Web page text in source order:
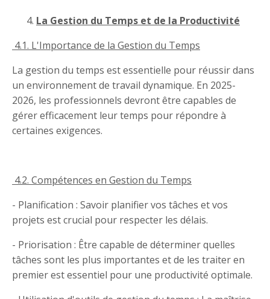
La Gestion du Temps et de la Productivité
4.1. L'Importance de la Gestion du Temps
La gestion du temps est essentielle pour réussir dans
un environnement de travail dynamique. En 2025-
2026, les professionnels devront être capables de
gérer efficacement leur temps pour répondre à
certaines exigences.
4.2. Compétences en Gestion du Temps
- Planification : Savoir planifier vos tâches et vos
projets est crucial pour respecter les délais.
- Priorisation : Être capable de déterminer quelles
tâches sont les plus importantes et de les traiter en
premier est essentiel pour une productivité optimale.